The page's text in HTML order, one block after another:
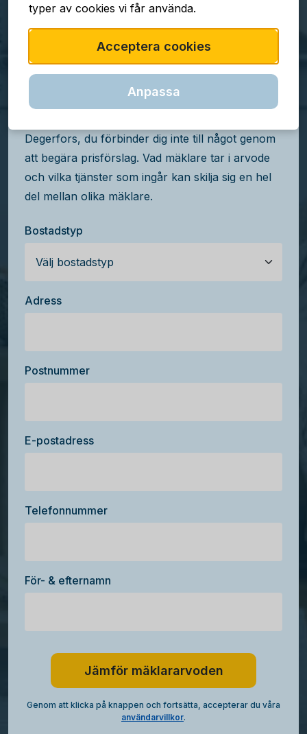
TJÄNSTEN ÄR GRATIS
Jämför mäklararvoden i
Degerfors
Degerfors, du förbinder dig inte till något genom
att begära prisförslag. Vad mäklare tar i arvode
och vilka tjänster som ingår kan skilja sig en hel
del mellan olika mäklare.
Bostadstyp
Adress
Postnummer
E-postadress
Telefonnummer
För- & efternamn
Jämför mäklararvoden
Genom att klicka på knappen och fortsätta, accepterar du våra
användarvillkor.
typer av cookies vi får använda.
Acceptera cookies
Anpassa